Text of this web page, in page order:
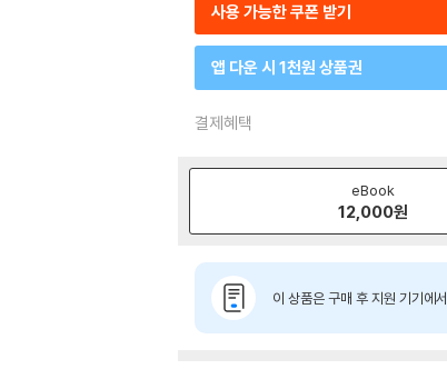
사용 가능한 쿠폰 받기
앱 다운 시 1천원 상품권
결제혜택
eBook
12,000원
이 상품은 구매 후 지원 기기에서